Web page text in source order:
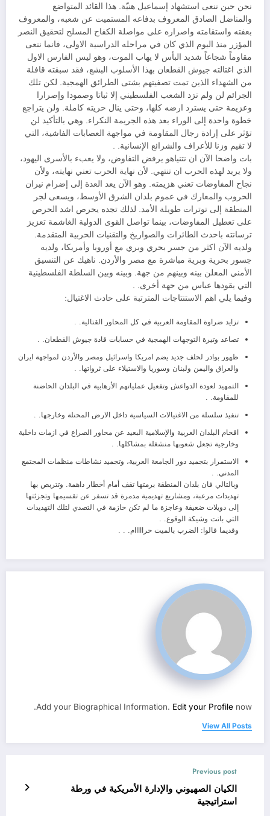
نحن حين ننعى استشهاد إسماعيل هنيّة. هذا القائد المتواضع
والمناضل الصادق المعروف بدفاعه المستميت عن شعبه، والمعروف
بعفته واستقامته واصراره على مواصلة الكفاح المسلح لتحقيق النصر
المؤزر منذ اليوم الذي كان في مراحله الدراسية الاولى، فانما ننعى
مقاوماً شجاعاً شديد البأس لا يهاب الموت، وهو ليس الفارس الاول
الذي اغتالته جيوش القطعان بهذا الأسلوب البشع، فقد سبقته قافلة
من الشهداء الذين تمت تصفيتهم بشتى الطرائق الهمجية. لكن تلك
الجرائم لن ولم تزد الشعب الفلسطيني إلا ثباتا وصمودا وإصرارا
وعزيمة حتى يسترد ارضه كلها، وحتى ينال حريته كاملة. ولن يتراجع
خطوة واحدة إلى الوراء بعد هذه الجريمة النكراء. وهي بالتأكيد لن
تؤثر على إرادة رجال المقاومة في مواجهة العصابات الفاشية، التي
لا تقيم وزنا للأعراف والشرائع الإنسانية. .
بات واضحا الآن ان نتنياهو يرفض التفاوض، ولا يعبء بالأسرى اليهود،
ولا يريد لهذه الحرب ان تنتهي. لأن نهاية الحرب تعني نهايته، ولأن
نجاح المفاوضات تعني هزيمته. وهو الآن يعد العدة إلى إضرام نيران
الحروب والمعارك في عموم بلدان الشرق الأوسط، ويسعى لجر
المنطقة إلى توترات طويلة الأمد. لذلك تجده يحرص اشد الحرص
على تعطيل المفاوضات، بينما تواصل القوى الدولية الغاشمة تعزيز
ترسانته باحدث الطائرات والصواريخ والتقنيات الحربية المتقدمة.
ولديه الآن اكثر من جسر بحري وبري مع أوروبا وأمريكا، ولديه
جسور بحرية وبرية مباشرة مع مصر والأردن. ناهيك عن التنسيق
الأمني المعلن بينه وبينهم من جهة. وبينه وبين السلطة الفلسطينية
التي يقودها عباس من حهة أخرى. .
وفيما يلي اهم الاستنتاجات المترتبة على حادث الاغتيال:
تزايد ضراوة المقاومة العربية في كل المحاور القتالية. .
تصاعد وتيرة التوجهات الهمجية في حسابات قادة جيوش القطعان. .
ظهور بوادر لحلف جديد يضم امريكا واسرائيل ومصر والأردن لمواجهة ايران
والعراق واليمن ولبنان وسوريا والاستيلاء على ثرواتها. .
التمهيد لعودة الدواعش وتفعيل عملياتهم الأرهابية في البلدان الحاضنة
للمقاومة. .
تنفيذ سلسلة من الاغتيالات السياسية داخل الارض المحتلة وخارجها. .
اقحام البلدان العربية والإسلامية البعيد عن محاور الصراع في ازمات داخلية
وخارجية تجعل شعوبها منشغلة بمشاكلها. .
الاستمرار بتجميد دور الجامعة العربية، وتجميد نشاطات منظمات المجتمع
المدني. .
وبالتالي فان بلدان المنطقة برمتها تقف أمام أخطار داهمة. وتتربص بها
تهديدات مرعبة، ومشاريع تهديمية مدمرة قد تسفر عن تقسيمها وتجزئتها
إلى دويلات ضعيفة وعاجزة ما لم تكن حازمة في التصدي لتلك التهديدات
التي باتت وشيكة الوقوع. .
وقديما قالوا: الضرب بالميت حرااااام. . .
Add your Biographical Information. Edit your Profile now.
View All Posts
Previous post
الكيان الصهيوني والإدارة الأمريكية في ورطة
استراتيجية